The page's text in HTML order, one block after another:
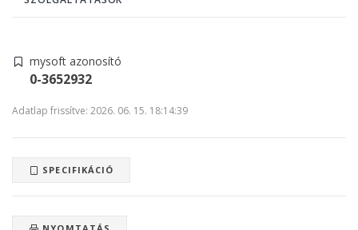
mysoft azonosító
0-3652932
Adatlap frissítve: 2026. 06. 15. 18:14:39
SPECIFIKÁCIÓ